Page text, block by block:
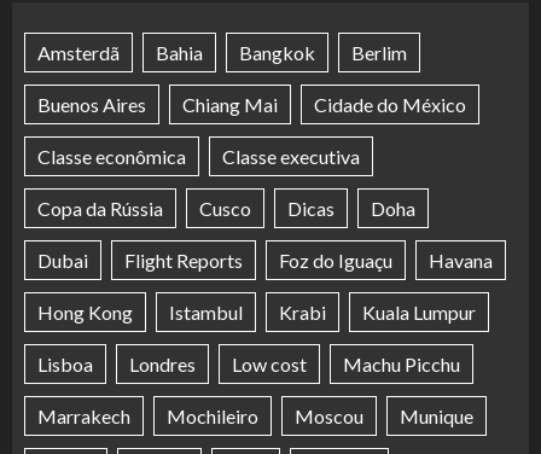
Amsterdã Bahia Bangkok Berlim
Buenos Aires Chiang Mai Cidade do México
Classe econômica Classe executiva
Copa da Rússia Cusco Dicas Doha
Dubai Flight Reports Foz do Iguaçu Havana
Hong Kong Istambul Krabi Kuala Lumpur
Lisboa Londres Low cost Machu Picchu
Marrakech Mochileiro Moscou Munique